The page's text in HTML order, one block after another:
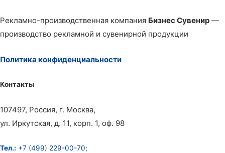
Рекламно-производственная компания Бизнес Сувенир —
производство рекламной и сувенирной продукции
Политика конфиденциальности
Контакты
107497, Россия, г. Москва,
ул. Иркутская, д. 11, корп. 1, оф. 98
Тел.: +7 (499) 229-00-70;